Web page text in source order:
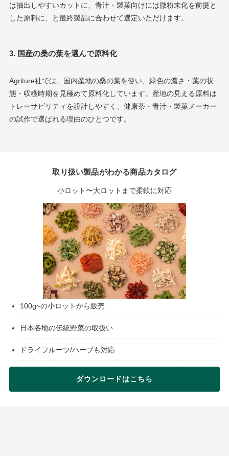
は抽出しやすいカットに、青汁・製菓向けには微粉末化を前提と
した原料に、と最終製品に合わせて選定いただけます。
3. 国産の桑の葉を選んで原料化
Agriture社では、国内産地の桑の葉を使い、緑色の濃さ・葉の状
態・収穫時期を見極めて原料化しています。産地の見える原料は
トレーサビリティを設計しやすく、健康茶・青汁・製菓メーカー
の試作で選ばれる理由のひとつです。
取り扱い製品がわかる商品カタログ
小ロット〜大ロットまで柔軟に対応
100g~の小ロットから販売
日本各地の伝統野菜の取扱い
ドライフルーツ/ハーブも対応
ダウンロードはこちら